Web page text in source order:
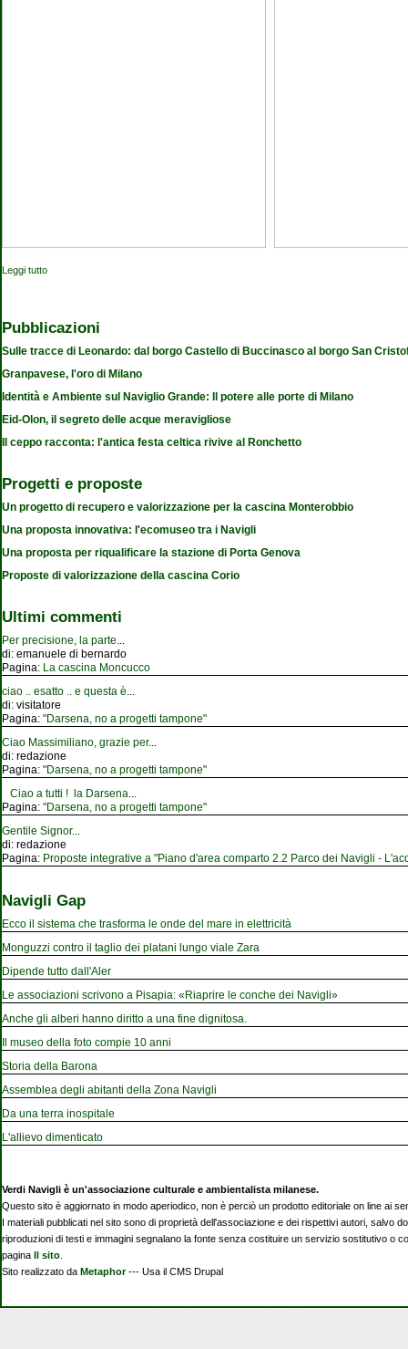
Leggi tutto
Pubblicazioni
Sulle tracce di Leonardo: dal borgo Castello di Buccinasco al borgo San
Granpavese, l'oro di Milano
Identità e Ambiente sul Naviglio Grande: Il potere alle porte di Milano
Eid-Olon, il segreto delle acque meravigliose
Il ceppo racconta: l'antica festa celtica rivive al Ronchetto
Progetti e proposte
Un progetto di recupero e valorizzazione per la cascina Monterobbio
Una proposta innovativa: l'ecomuseo tra i Navigli
Una proposta per riqualificare la stazione di Porta Genova
Proposte di valorizzazione della cascina Corio
Ultimi commenti
Per precisione, la parte...
di: emanuele di bernardo
Pagina: La cascina Moncucco
ciao .. esatto .. e questa è...
di: visitatore
Pagina: "Darsena, no a progetti tampone"
Ciao Massimiliano, grazie per...
di: redazione
Pagina: "Darsena, no a progetti tampone"
Ciao a tutti ! la Darsena...
Pagina: "Darsena, no a progetti tampone"
Gentile Signor...
di: redazione
Pagina: Proposte integrative a "Piano d'area comparto 2.2 Parco dei Navigli -
Navigli Gap
Ecco il sistema che trasforma le onde del mare in elettricità
Monguzzi contro il taglio dei platani lungo viale Zara
Dipende tutto dall'Aler
Le associazioni scrivono a Pisapia: «Riaprire le conche dei Navigli»
Anche gli alberi hanno diritto a una fine dignitosa.
Il museo della foto compie 10 anni
Storia della Barona
Assemblea degli abitanti della Zona Navigli
Da una terra inospitale
L'allievo dimenticato
Verdi Navigli è un'associazione culturale e ambientalista milanese.
Questo sito è aggiornato in modo aperiodico, non è perciò un prodotto editoriale on line ai
I materiali pubblicati nel sito sono di proprietà dell'associazione e dei rispettivi autori,
riproduzioni di testi e immagini segnalano la fonte senza costituire un servizio sostitutivo o
pagina
Il sito.
Sito realizzato da Metaphor--- Usa il CMS Drupal